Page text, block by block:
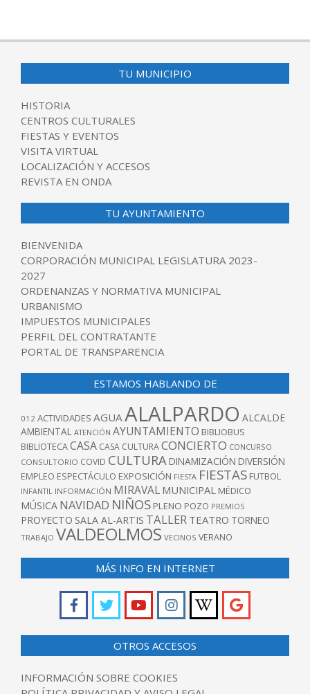
TU MUNICIPIO
HISTORIA
CENTROS CULTURALES
FIESTAS Y EVENTOS
VISITA VIRTUAL
LOCALIZACIÓN Y ACCESOS
REVISTA EN ONDA
TU AYUNTAMIENTO
BIENVENIDA
CORPORACIÓN MUNICIPAL LEGISLATURA 2023-
2027
ORDENANZAS Y NORMATIVA MUNICIPAL
URBANISMO
IMPUESTOS MUNICIPALES
PERFIL DEL CONTRATANTE
PORTAL DE TRANSPARENCIA
ESTAMOS HABLANDO DE
012 ACTIVIDADES AGUA ALALPARDO ALCALDE
AMBIENTAL ATENCIÓN AYUNTAMIENTO BIBLIOBUS
BIBLIOTECACASA CASA CULTURACONCIERTO CONCURSO
CONSULTORIO COVID CULTURA DINAMIZACIÓN DIVERSIÓN
EMPLEO ESPECTÁCULO EXPOSICIÓN FIESTA FIESTAS FUTBOL
INFANTIL INFORMACIÓN MIRAVAL MUNICIPAL MÉDICO
MÚSICA NAVIDAD NIÑOS PLENO POZO PREMIOS
PROYECTO SALA AL-ARTIS TALLER TEATRO TORNEO
TRABAJO VALDEOLMOS VECINOS VERANO
MÁS INFO EN INTERNET
OTROS ACCESOS
INFORMACIÓN SOBRE COOKIES